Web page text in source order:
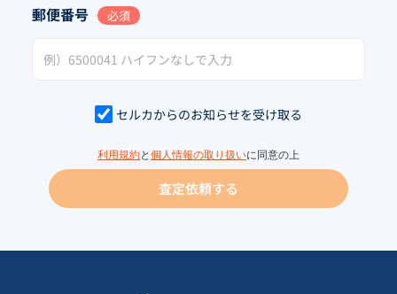
郵便番号 必須
セルカからのお知らせを受け取る
利用規約と 個人情報の取り扱いに同意の上
査定依頼する